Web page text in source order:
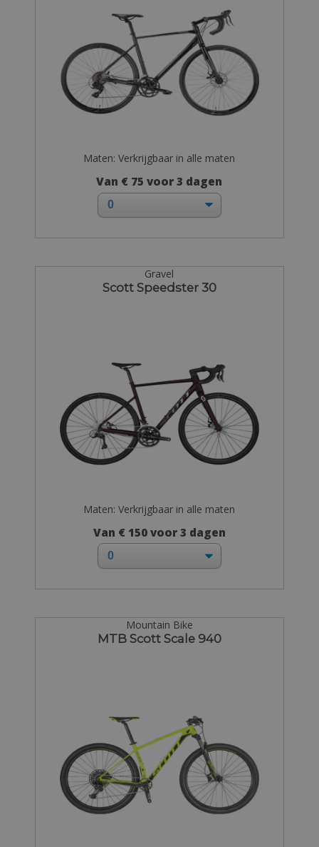
Maten: Verkrijgbaar in alle maten
Van € 75 voor 3 dagen
Gravel
Scott Speedster 30
Maten: Verkrijgbaar in alle maten
Van € 150 voor 3 dagen
Mountain Bike
MTB Scott Scale 940